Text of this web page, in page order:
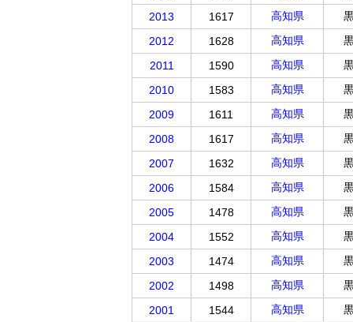
2013
1617 高知県
2012
1628 高知県
2011
1590 高知県
2010
1583 高知県
2009
1611 高知県
2008
1617 高知県
2007
1632 高知県
2006
1584 高知県
2005
1478 高知県
2004
1552 高知県
2003
1474 高知県
2002
1498 高知県
2001
1544 高知県